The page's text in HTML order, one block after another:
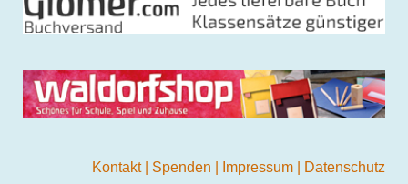
Kontakt Spenden Impressum Datenschutz